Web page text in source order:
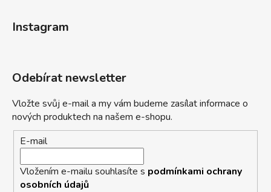
Instagram
Odebírat newsletter
Vložte svůj e-mail a my vám budeme zasílat informace o
nových produktech na našem e-shopu.
E-mail
Vložením e-mailu souhlasíte s podmínkami ochrany
osobních údajů